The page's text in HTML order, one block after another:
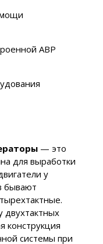
АВР
— это
для выработки
у
бывают
конструкция
системы при